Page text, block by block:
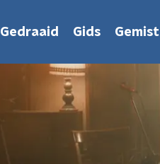
Gedraaid Gids Gemist